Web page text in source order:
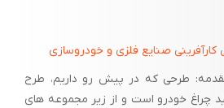
بستگی به وزن ساختمان و قدرت
در ساختمان های بزرگ قبل از شروع کار
خاک قدرت مجاز تحملی زمین را تعیین
ابعاد پی را تعیین می نمایند ولی در
مکانیک خاک در دسترس نیست
صنایع فلزی و خودروسازی
طرحی که در پیش رو داریم، طرح
چراغ خودرو است و از زیر مجموعه های